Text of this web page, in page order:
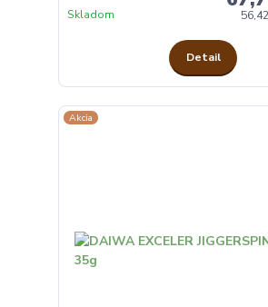
Skladom
Detail
Akcia